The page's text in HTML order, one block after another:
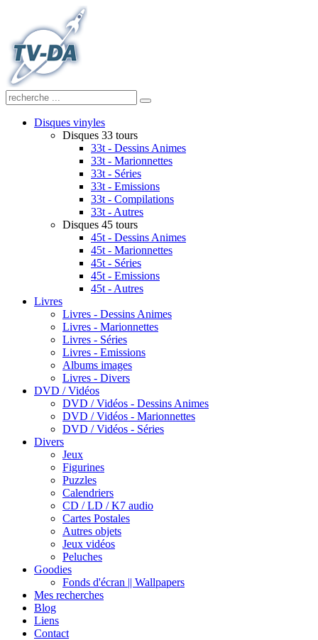
Disques vinyles
Disques 33 tours
33t - Dessins Animes
33t - Marionnettes
33t - Séries
33t - Emissions
33t - Compilations
33t - Autres
Disques 45 tours
45t - Dessins Animes
45t - Marionnettes
45t - Séries
45t - Emissions
45t - Autres
Livres
Livres - Dessins Animes
Livres - Marionnettes
Livres - Séries
Livres - Emissions
Albums images
Livres - Divers
DVD / Vidéos
DVD / Vidéos - Dessins Animes
DVD / Vidéos - Marionnettes
DVD / Vidéos - Séries
Divers
Jeux
Figurines
Puzzles
Calendriers
CD / LD / K7 audio
Cartes Postales
Autres objets
Jeux vidéos
Peluches
Goodies
Fonds d'écran || Wallpapers
Mes recherches
Blog
Liens
Contact